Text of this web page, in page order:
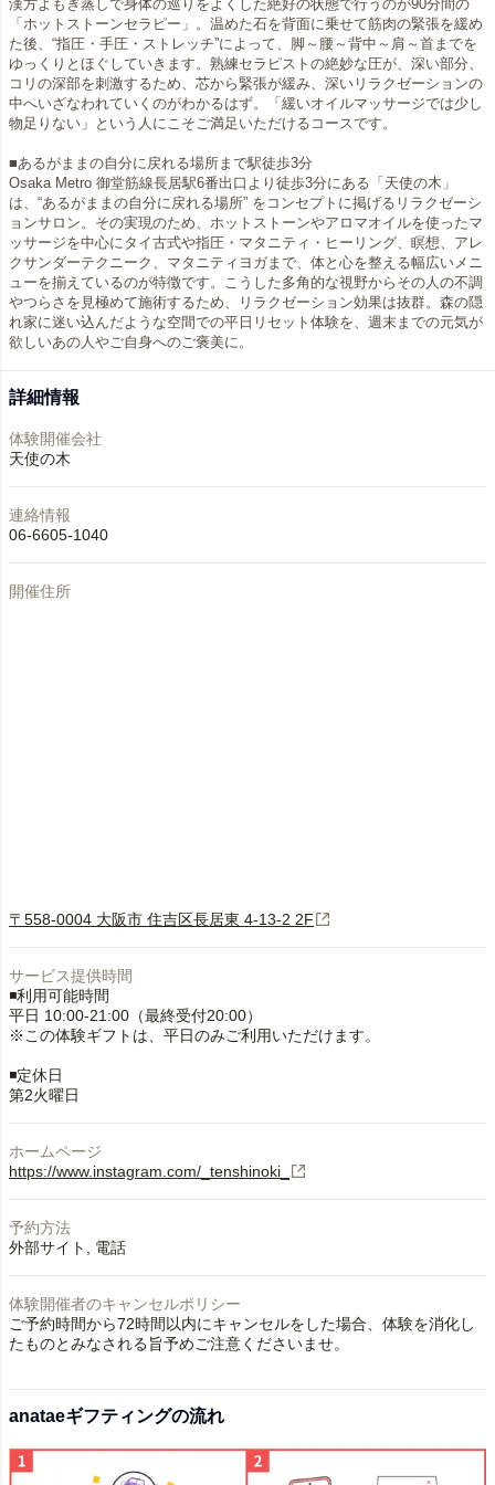
漢方よもぎ蒸しで身体の巡りをよくした絶好の状態で行うのが90分間の
「ホットストーンセラピー」。温めた石を背面に乗せて筋肉の緊張を緩め
た後、“指圧・手圧・ストレッチ”によって、脚～腰～背中～肩～首までを
ゆっくりとほぐしていきます。熟練セラピストの絶妙な圧が、深い部分、
コリの深部を刺激するため、芯から緊張が緩み、深いリラクゼーションの
中へいざなわれていくのがわかるはず。「緩いオイルマッサージでは少し
物足りない」という人にこそご満足いただけるコースです。
■あるがままの自分に戻れる場所まで駅徒歩3分
Osaka Metro 御堂筋線長居駅6番出口より徒歩3分にある「天使の木」
は、“あるがままの自分に戻れる場所” をコンセプトに掲げるリラクゼーシ
ョンサロン。その実現のため、ホットストーンやアロマオイルを使ったマ
ッサージを中心にタイ古式や指圧・マタニティ・ヒーリング、瞑想、アレ
クサンダーテクニーク、マタニティヨガまで、体と心を整える幅広いメニ
ューを揃えているのが特徴です。こうした多角的な視野からその人の不調
やつらさを見極めて施術するため、リラクゼーション効果は抜群。森の隠
れ家に迷い込んだような空間での平日リセット体験を、週末までの元気が
詳細情報
体験開催会社
天使の木
連絡情報
06-6605-1040
開催住所
〒558-0004 大阪市 住吉区長居東 4-13-2 2F
サービス提供時間
◾️利用可能時間
平日 10:00-21:00（最終受付20:00）
※この体験ギフトは、平日のみご利用いただけます。
◾️定休日
第2火曜日
ホームページ
https://www.instagram.com/_tenshinoki_
予約方法
外部サイト
電話
体験開催者のキャンセルポリシー
ご予約時間から72時間以内にキャンセルをした場合、体験を消化し
たものとみなされる旨予めご注意くださいませ。
anataeギフティングの流れ